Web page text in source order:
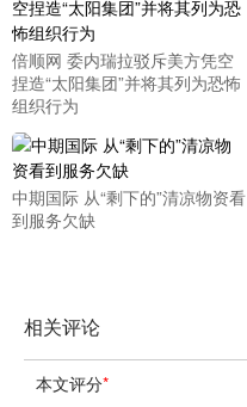
倍顺网 委内瑞拉驳斥美方凭空
捏造“太阳集团”并将其列为恐怖
组织行为
中期国际 从“剩下的”清凉物资看
到服务欠缺
相关评论
本文评分*